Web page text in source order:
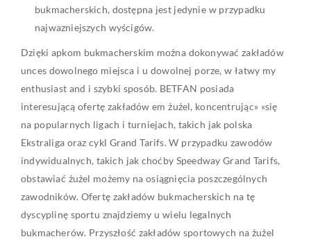
bukmacherskich, dostępna jest jedynie w przypadku
najwazniejszych wyścigów.
Dzięki apkom bukmacherskim można dokonywać zakładów
unces dowolnego miejsca i u dowolnej porze, w łatwy my
enthusiast and i szybki sposób. BETFAN posiada
interesującą ofertę zakładów em żużel, koncentrując» «się
na popularnych ligach i turniejach, takich jak polska
Ekstraliga oraz cykl Grand Tarifs. W przypadku zawodów
indywidualnych, takich jak choćby Speedway Grand Tarifs,
obstawiać żużel możemy na osiągnięcia poszczególnych
zawodników. Ofertę zakładów bukmacherskich na tę
dyscyplinę sportu znajdziemy u wielu legalnych
bukmacherów. Przyszłość zakładów sportowych na żużel